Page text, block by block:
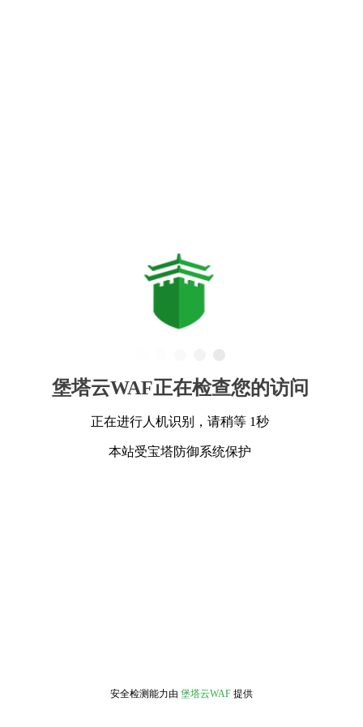
堡塔云WAF正在检查您的访问
正在进行人机识别，请稍等 1秒
本站受宝塔防御系统保护
安全检测能力由 堡塔云WAF 提供